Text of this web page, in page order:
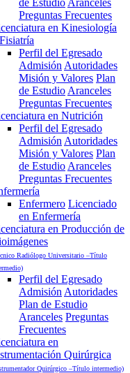
de Estudio Aranceles
Preguntas Frecuentes
en Kinesiología
Perfil del Egresado
Admisión Autoridades
Misión y Valores Plan
de Estudio Aranceles
Preguntas Frecuentes
en Nutrición
Perfil del Egresado
Admisión Autoridades
Misión y Valores Plan
de Estudio Aranceles
Preguntas Frecuentes
Enfermero Licenciado
en Enfermería
en Producción de
Radiólogo Universitario –Título
Perfil del Egresado
Admisión Autoridades
Plan de Estudio
Aranceles Preguntas
Frecuentes
en
Quirúrgica
Quirúrgico –Título intermedio)